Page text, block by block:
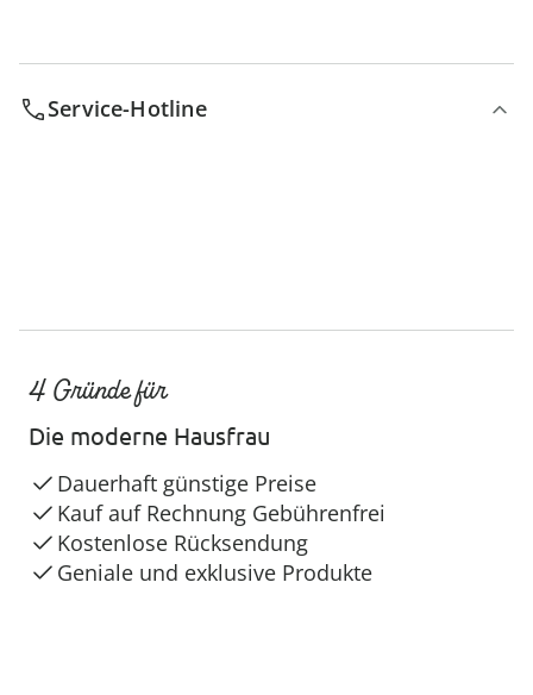
Service-Hotline
4 Gründe für
Die moderne Hausfrau
Dauerhaft günstige Preise
Kauf auf Rechnung Gebührenfrei
Kostenlose Rücksendung
Geniale und exklusive Produkte